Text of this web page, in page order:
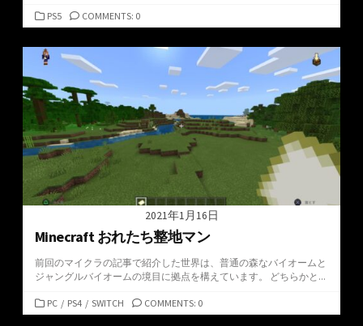
カ
テ
ゴ
リ
ー
PS5 COMMENTS: 0
2021年1月16日
Minecraft おれたち整地マン
前回のマイクラの記事で紹介した世界は、普通の森なバイオームと
ジャングルバイオームの境目に拠点を構えています。 どちらかと...
カ
テ
PC / PS4 / SWITCH COMMENTS: 0